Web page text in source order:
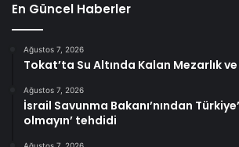
En Güncel Haberler
Ağustos 7, 2026
Tokat’ta Su Altında Kalan Mezarlık
Ağustos 7, 2026
İsrail Savunma Bakanı’nından
olmayın’ tehdidi